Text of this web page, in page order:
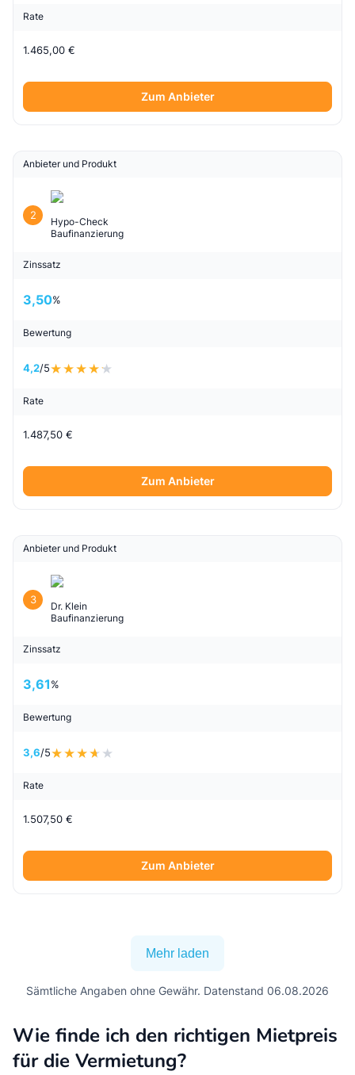
Rate
1.465,00 €
Zum Anbieter
Anbieter und Produkt
2
Hypo-Check
Baufinanzierung
Zinssatz
3,50%
Bewertung
4,2/5
Rate
1.487,50 €
Zum Anbieter
Anbieter und Produkt
3
Dr. Klein
Baufinanzierung
Zinssatz
3,61%
Bewertung
3,6/5
Rate
1.507,50 €
Zum Anbieter
Mehr laden
Sämtliche Angaben ohne Gewähr. Datenstand 06.08.2026
Wie finde ich den richtigen Mietpreis
für die Vermietung?